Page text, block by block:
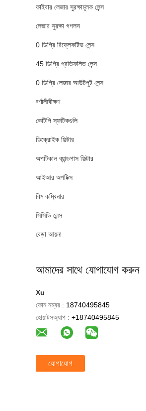
ফাইবার লেজার সুরক্ষামূলক লেন্স
লেজার সুরক্ষা গগলস
0 ডিগ্রি রিফ্লেকটিভ লেন্স
45 ডিগ্রি প্রতিফলিত লেন্স
0 ডিগ্রি লেজার আউটপুট লেন্স
বর্ণালীবীক্ষণ
কেটিপি স্ফটিকগুলি
ডিক্রোইক ফিল্টার
অপটিকাল ব্যান্ডপাস ফিল্টার
আইআর অপটিক্স
বিম কম্বিনার
সিসিডি লেন্স
বেড়া আয়না
আমাদের সাথে যোগাযোগ করুন
Xu
ফোন নম্বর : 18740495845
হোয়াটসঅ্যাপ : +18740495845
যোগাযোগ